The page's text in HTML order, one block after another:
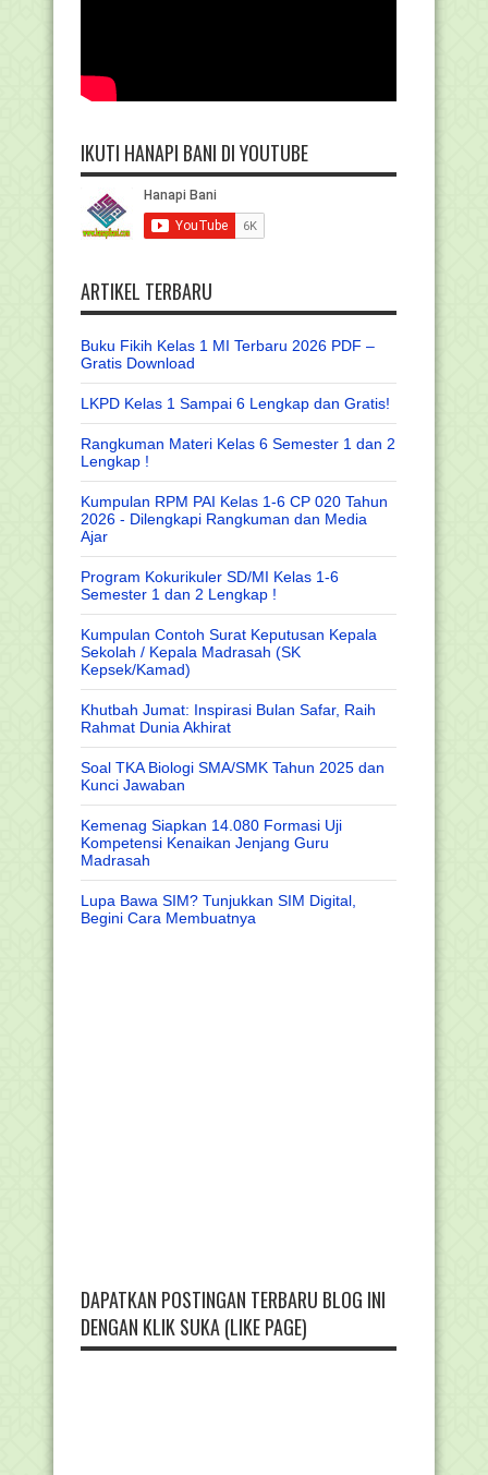
IKUTI HANAPI BANI DI YOUTUBE
ARTIKEL TERBARU
Buku Fikih Kelas 1 MI Terbaru 2026 PDF –
Gratis Download
LKPD Kelas 1 Sampai 6 Lengkap dan Gratis!
Rangkuman Materi Kelas 6 Semester 1 dan 2
Lengkap !
Kumpulan RPM PAI Kelas 1-6 CP 020 Tahun
2026 - Dilengkapi Rangkuman dan Media
Ajar
Program Kokurikuler SD/MI Kelas 1-6
Semester 1 dan 2 Lengkap !
Kumpulan Contoh Surat Keputusan Kepala
Sekolah / Kepala Madrasah (SK
Kepsek/Kamad)
Khutbah Jumat: Inspirasi Bulan Safar, Raih
Rahmat Dunia Akhirat
Soal TKA Biologi SMA/SMK Tahun 2025 dan
Kunci Jawaban
Kemenag Siapkan 14.080 Formasi Uji
Kompetensi Kenaikan Jenjang Guru
Madrasah
Lupa Bawa SIM? Tunjukkan SIM Digital,
Begini Cara Membuatnya
DAPATKAN POSTINGAN TERBARU BLOG INI
DENGAN KLIK SUKA (LIKE PAGE)